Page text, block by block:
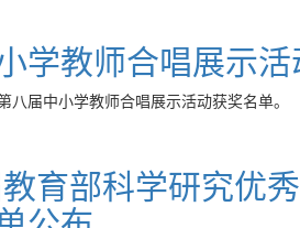
学教师合唱展示
届中小学教师合唱展示活动获奖名单。
育部科学研究优